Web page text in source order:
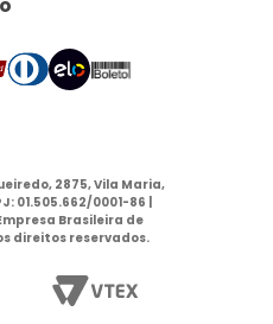
2875, Vila Maria,
01.505.662/0001-86 |
Brasileira de
direitos reservados.